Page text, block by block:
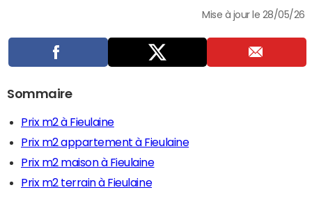
Mise à jour le 28/05/26
Sommaire
Prix m2 à Fieulaine
Prix m2 appartement à Fieulaine
Prix m2 maison à Fieulaine
Prix m2 terrain à Fieulaine